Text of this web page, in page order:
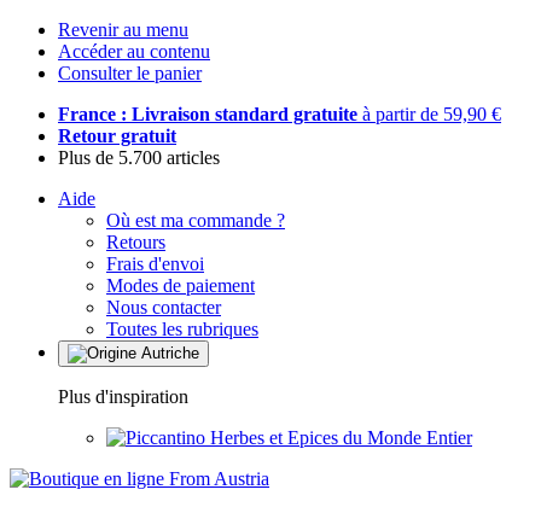
Revenir au menu
Accéder au contenu
Consulter le panier
France : Livraison standard gratuite à partir de 59,90 €
Retour gratuit
Plus de 5.700 articles
Aide
Où est ma commande ?
Retours
Frais d'envoi
Modes de paiement
Nous contacter
Toutes les rubriques
Plus d'inspiration
Herbes et Epices du Monde Entier